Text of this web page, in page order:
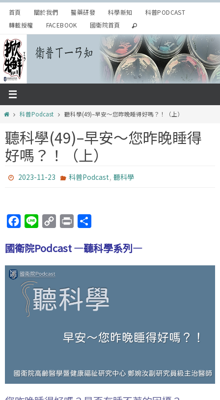
Skip
content
首頁 關於我們 醫藥研發 科學新知
科普PODCAST
轉載授權
FACEBOOK 國衛院首頁
Home科普Podcast 聽科學(49)–早安～您昨晚睡得好嗎？！（上）
聽科學(49)–早安～您昨晚睡得
好嗎？！（上）
2023-11-23 科普Podcast, 聽科學
c
e
b
o
n
e
p
y
n
i
n
國衛院Podcast —聽科學系列—